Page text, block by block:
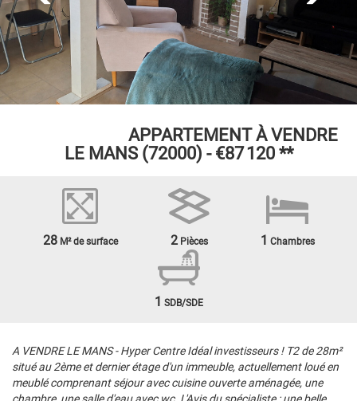
APPARTEMENT À VENDRE
LE MANS (72000) - €87 120**
28M² de surface 2Pièces 1 Chambres
1 SDB/SDE
A VENDRE LE MANS - Hyper Centre Idéal investisseurs ! T2 de 28m²
situé au 2ème et dernier étage d'un immeuble, actuellement loué en
meublé comprenant séjour avec cuisine ouverte aménagée, une